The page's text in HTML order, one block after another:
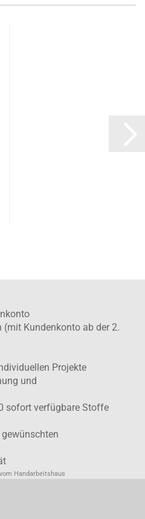
Kundenkonto ab der 2.
Projekte
und
sofort verfügbare Stoffe
Handarbeitshaus